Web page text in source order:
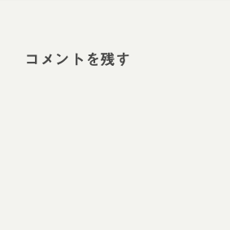
コメントを残す